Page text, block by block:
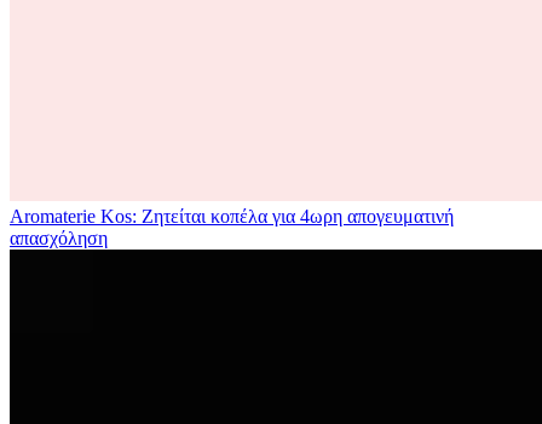
Aromaterie Kos: Ζητείται κοπέλα για 4ωρη απογευματινή
απασχόληση